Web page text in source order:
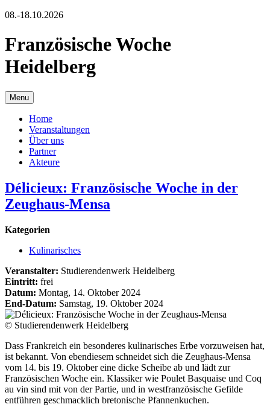
08.-18.10.2026
Französische Woche
Heidelberg
Menu
Home
Veranstaltungen
Über uns
Partner
Akteure
Délicieux: Französische Woche in der
Zeughaus-Mensa
Kategorien
Kulinarisches
Veranstalter: Studierendenwerk Heidelberg
Eintritt: frei
Datum: Montag, 14. Oktober 2024
End-Datum: Samstag, 19. Oktober 2024
© Studierendenwerk Heidelberg
Dass Frankreich ein besonderes kulinarisches Erbe vorzuweisen hat,
ist bekannt. Von ebendiesem schneidet sich die Zeughaus-Mensa
vom 14. bis 19. Oktober eine dicke Scheibe ab und lädt zur
Französischen Woche ein. Klassiker wie Poulet Basquaise und Coq
au vin sind mit von der Partie, und in westfranzösische Gefilde
entführen geschmacklich bretonische Pfannenkuchen.